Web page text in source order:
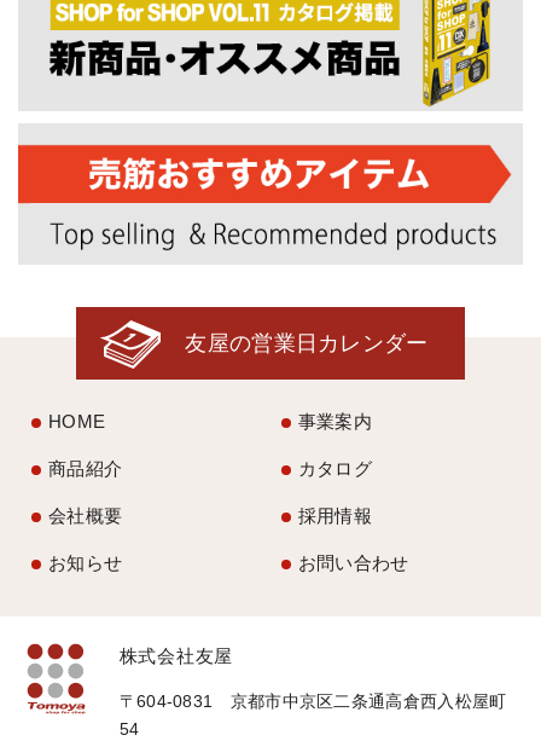
友屋の営業日カレンダー
HOME 事業案内
商品紹介 カタログ
会社概要 採用情報
お知らせ お問い合わせ
株式会社友屋
〒604-0831 京都市中京区二条通高倉西入松屋町
54